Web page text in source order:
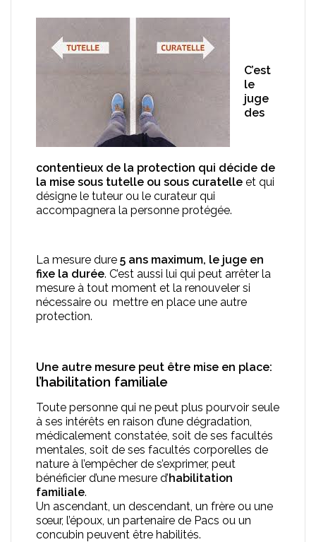
C’est
le
juge
des
contentieux de la protection qui décide de
la mise sous tutelle ou sous curatelle et qui
désigne le tuteur ou le curateur qui
accompagnera la personne protégée.
La mesure dure 5 ans maximum, le juge en
fixe la durée. C’est aussi lui qui peut arrêter la
mesure à tout moment et la renouveler si
nécessaire ou mettre en place une autre
protection.
Une autre mesure peut être mise en place:
l’habilitation familiale
Toute personne qui ne peut plus pourvoir seule
à ses intérêts en raison d’une dégradation,
médicalement constatée, soit de ses facultés
mentales, soit de ses facultés corporelles de
nature à l’empêcher de s’exprimer, peut
bénéficier d’une mesure d’habilitation
familiale.
Un ascendant, un descendant,enfant,
petit-
enfant,
, un frère ou une
sœur, l’époux, un partenaire de Pacs ou un
concubin peuvent être habilités.